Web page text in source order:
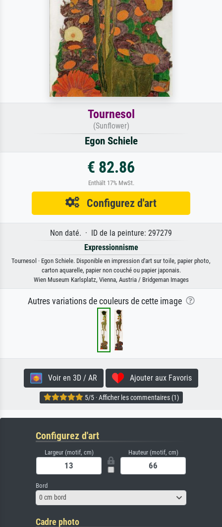
Tournesol
(Sunflower)
Egon Schiele
€ 82.86
Enthält 17% MwSt.
Configurez d'art
Non daté. · ID de la peinture: 297279
Expressionnisme
Tournesol · Egon Schiele. Disponible en impression d'art sur toile, papier photo,
carton aquarelle, papier non couché ou papier japonais.
Wien Museum Karlsplatz, Vienna, Austria / Bridgeman Images
Autres variations de couleurs de cette image
Voir en 3D / AR Ajouter aux Favoris
5/5 · Afficher les commentaires (1)
Configurez d'art
Largeur (motif, cm) Hauteur (motif, cm)
Bord
0 cm bord
Cadre photo